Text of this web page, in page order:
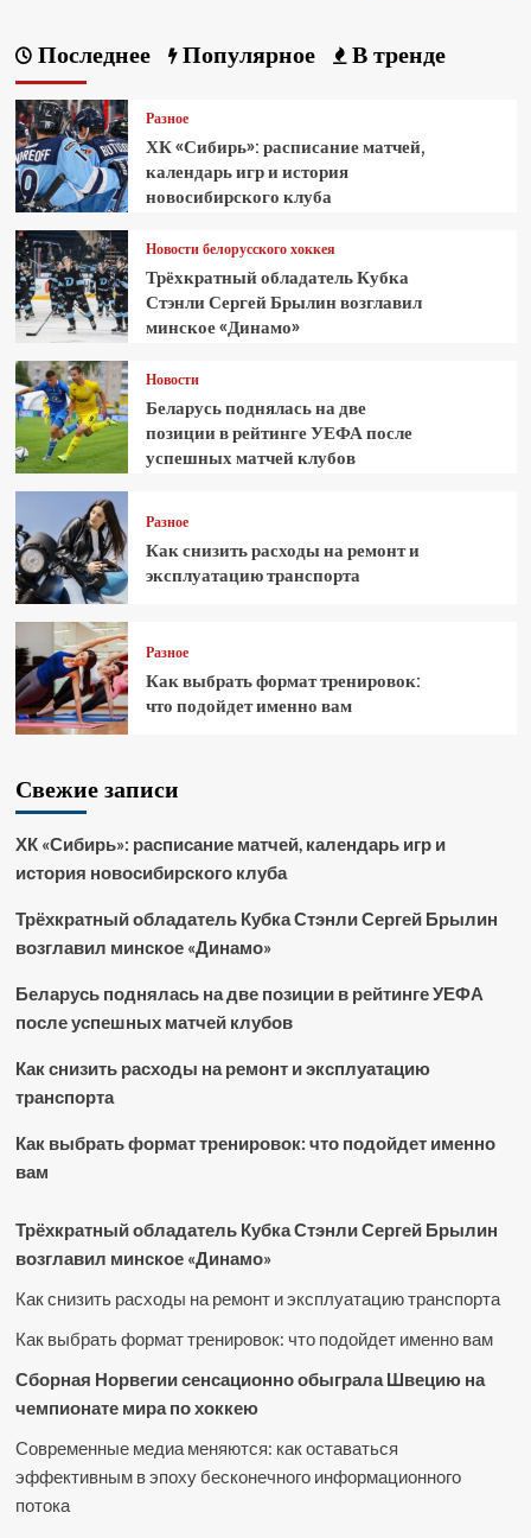
Последнее Популярное В тренде
Разное
ХК «Сибирь»: расписание матчей,
календарь игр и история
новосибирского клуба
Новости белорусского хоккея
Трёхкратный обладатель Кубка
Стэнли Сергей Брылин возглавил
минское «Динамо»
Новости
Беларусь поднялась на две
позиции в рейтинге УЕФА после
успешных матчей клубов
Разное
Как снизить расходы на ремонт и
эксплуатацию транспорта
Разное
Как выбрать формат тренировок:
что подойдет именно вам
Свежие записи
ХК «Сибирь»: расписание матчей, календарь игр и
история новосибирского клуба
Трёхкратный обладатель Кубка Стэнли Сергей Брылин
возглавил минское «Динамо»
Беларусь поднялась на две позиции в рейтинге УЕФА
после успешных матчей клубов
Как снизить расходы на ремонт и эксплуатацию
транспорта
Как выбрать формат тренировок: что подойдет именно
вам
Трёхкратный обладатель Кубка Стэнли Сергей Брылин
возглавил минское «Динамо»
Как снизить расходы на ремонт и эксплуатацию транспорта
Как выбрать формат тренировок: что подойдет именно вам
Сборная Норвегии сенсационно обыграла Швецию на
чемпионате мира по хоккею
Современные медиа меняются: как оставаться
эффективным в эпоху бесконечного информационного
потока